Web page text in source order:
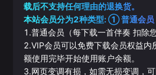
载后不支持任何理由的退换货。
本站会员分为2种类型: ① 普通会
1.普通会员（每下载一首伴奏 扣除
2.VIP会员可以免费下载会员权益内
额使用完毕开始使用账户余额。
3.网页变调有损，如需无损变调，